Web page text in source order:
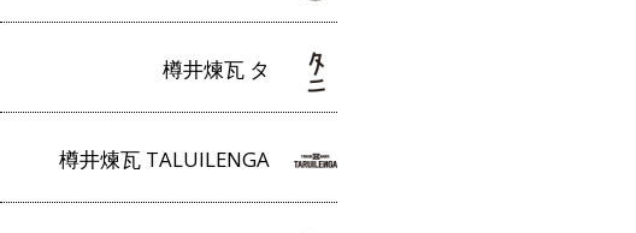
樽井煉瓦 タ
樽井煉瓦 TALUILENGA